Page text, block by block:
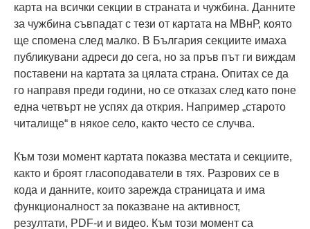
карта на всички секции в страната и чужбина. Данните
за чужбина съвпадат с тези от картата на МВнР, която
ще спомена след малко. В България секциите имаха
публикувани адреси до сега, но за пръв път ги виждам
поставени на картата за цялата страна. Опитах се да
го направя преди години, но се отказах след като поне
една четвърт не успях да открия. Например „старото
читалище“ в някое село, както често се случва.
Към този момент картата показва местата и секциите,
както и броят гласоподаватели в тях. Разрових се в
кода и данните, които зарежда страницата и има
функционалност за показване на активност,
резултати, PDF-и и видео. Към този момент са